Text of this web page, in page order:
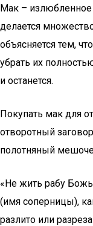
Мак – излюбленное
делается
объясняется тем,
убрать их
и останется.
Покупать мак для
отворотный
полотняный
«Не жить рабу
(имя соперницы),
разлито или